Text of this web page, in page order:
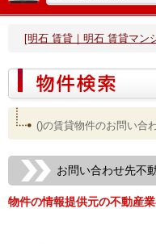
[明石 賃貸｜明石 賃貸マン
()の賃貸物件のお問い合
お問い合わせ先不
物件の情報提供元の不動産